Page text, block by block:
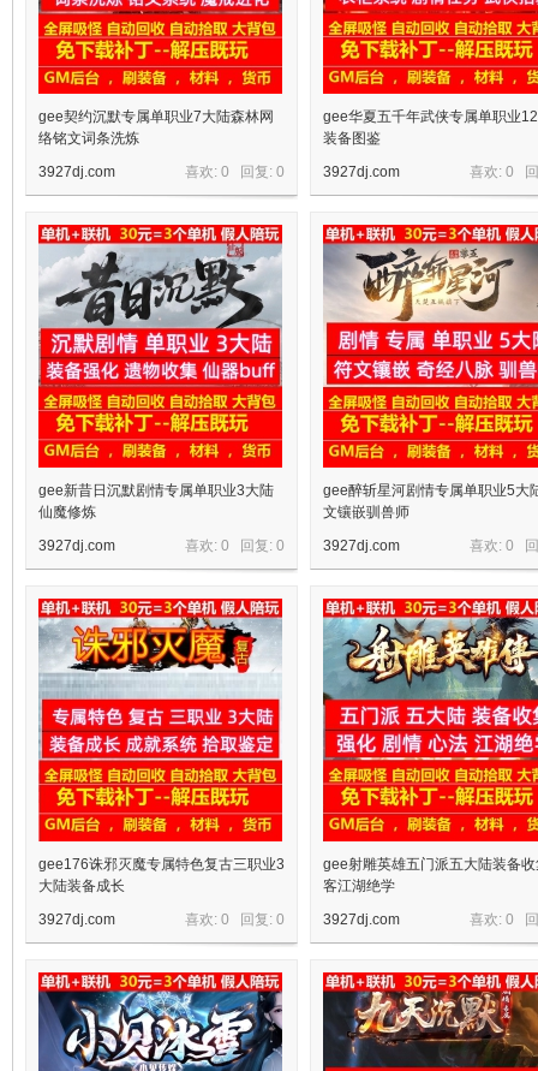
gee契约沉默专属单职业7大陆森林网
络铭文词条洗炼
喜欢: 0 回复: 0
3927dj.com
gee华夏五千年武侠专属单职业
装备图鉴
喜欢: 0
3927dj.com
gee新昔日沉默剧情专属单职业3大陆
仙魔修炼
喜欢: 0 回复: 0
3927dj.com
gee醉斩星河剧情专属单职业5大
文镶嵌驯兽师
喜欢: 0
3927dj.com
gee176诛邪灭魔专属特色复古三职业3
大陆装备成长
喜欢: 0 回复: 0
3927dj.com
gee射雕英雄五门派五大陆装备
客江湖绝学
喜欢: 0
3927dj.com